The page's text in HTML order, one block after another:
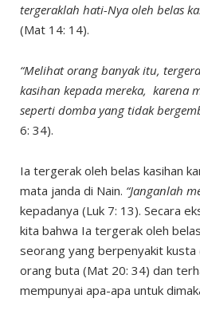
tergeraklah hati-Nya oleh belas
(Mat 14: 14).
“Melihat orang banyak itu,
kasihan kepada mereka, karena
seperti domba yang tidak
6: 34).
Ia tergerak oleh belas kasihan
mata janda di Nain. “Janganlah
kepadanya (Luk 7: 13). Secara
kita bahwa Ia tergerak oleh
seorang yang berpenyakit
orang buta (Mat 20: 34) dan
mempunyai apa-apa untuk